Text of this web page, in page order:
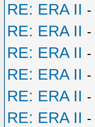
RE: ERA II -
RE: ERA II -
RE: ERA II -
RE: ERA II -
RE: ERA II -
RE: ERA II -